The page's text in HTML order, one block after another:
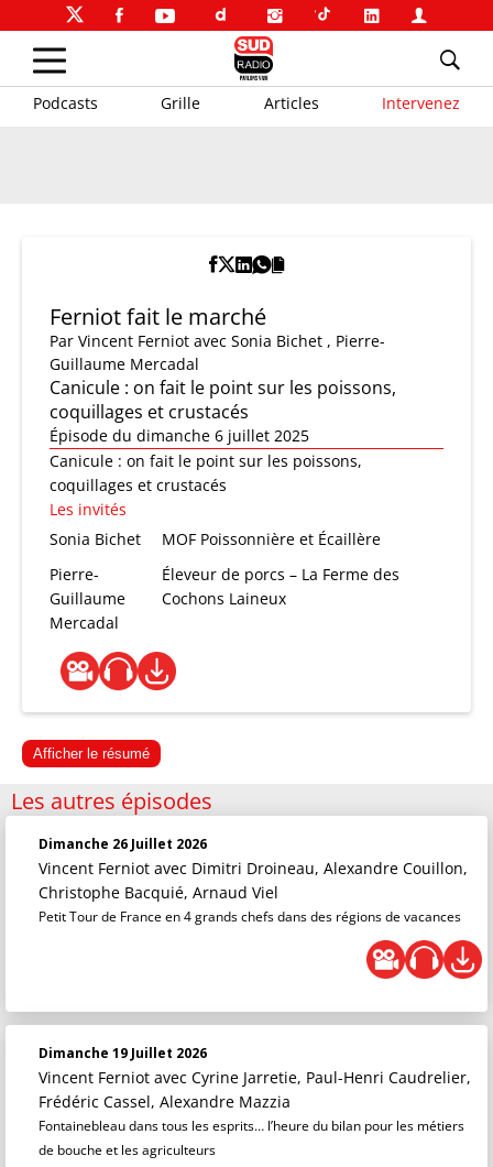
Podcasts Grille Articles Intervenez
Ferniot fait le marché
Par Vincent Ferniot avec Sonia Bichet , Pierre-
Guillaume Mercadal
Canicule : on fait le point sur les poissons,
coquillages et crustacés
Épisode du dimanche 6 juillet 2025
Canicule : on fait le point sur les poissons,
coquillages et crustacés
Les invités
Sonia Bichet
MOF Poissonnière et Écaillère
Pierre-
Guillaume
Mercadal
Éleveur de porcs – La Ferme des
Cochons Laineux
Afficher le résumé
Les autres épisodes
Dimanche 26 Juillet 2026
Vincent Ferniot avec Dimitri Droineau, Alexandre Couillon,
Christophe Bacquié, Arnaud Viel
Petit Tour de France en 4 grands chefs dans des régions de vacances
Dimanche 19 Juillet 2026
Vincent Ferniot avec Cyrine Jarretie, Paul-Henri Caudrelier,
Frédéric Cassel, Alexandre Mazzia
Fontainebleau dans tous les esprits… l’heure du bilan pour les métiers
de bouche et les agriculteurs